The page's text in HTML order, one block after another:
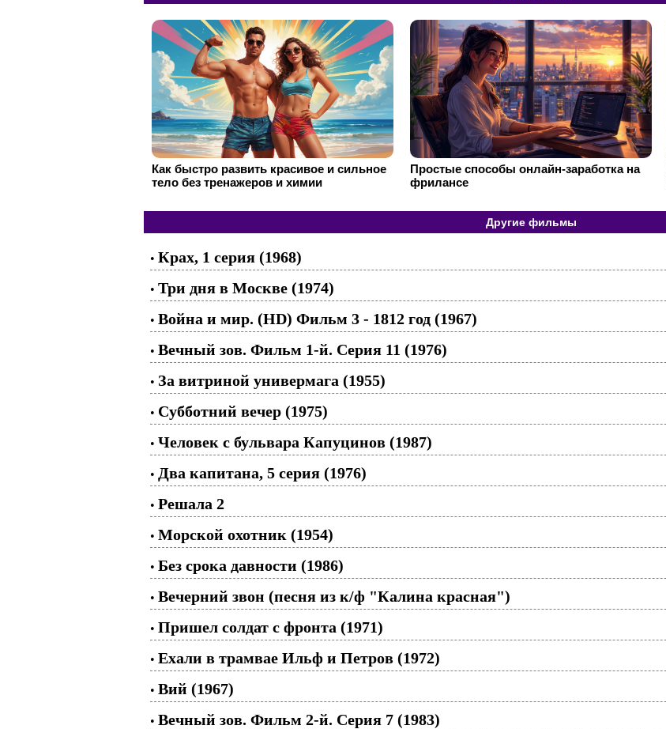
Как быстро развить красивое и сильное
тело без тренажеров и химии
Простые способы онлайн-заработка на
фрилансе
Другие фильмы
• Крах, 1 серия (1968)
• Три дня в Москве (1974)
• Война и мир. (HD) Фильм 3 - 1812 год (1967)
• Вечный зов. Фильм 1-й. Серия 11 (1976)
• За витриной универмага (1955)
• Субботний вечер (1975)
• Человек с бульвара Капуцинов (1987)
• Два капитана, 5 серия (1976)
• Решала 2
• Морской охотник (1954)
• Без срока давности (1986)
• Вечерний звон (песня из к/ф "Калина красная")
• Пришел солдат с фронта (1971)
• Ехали в трамвае Ильф и Петров (1972)
• Вий (1967)
• Вечный зов. Фильм 2-й. Серия 7 (1983)